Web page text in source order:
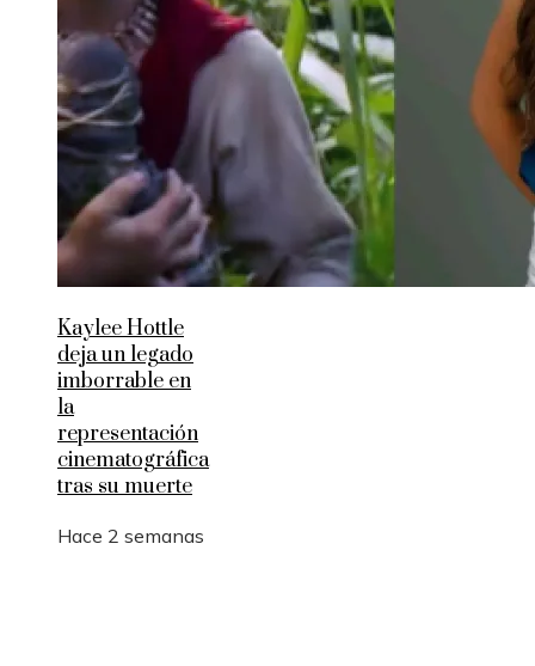
Kaylee Hottle
deja un legado
imborrable en
la
representación
cinematográfica
tras su muerte
Hace 2 semanas